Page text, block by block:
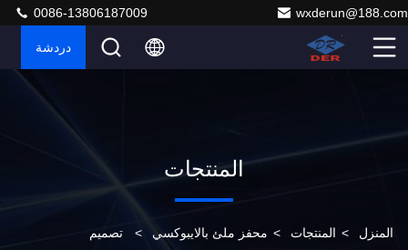
wxderun@188.com
0086-13806187009
دردشة
المنتجات
المنزل > المنتجات > محفز ملئ بالايبوكسي > تصميم